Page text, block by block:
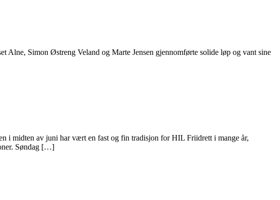
Simon Østreng Veland og Marte Jensen gjennomførte solide løp og vant sine
i midten av juni har vært en fast og fin tradisjon for HIL Friidrett i mange år,
Søndag […]